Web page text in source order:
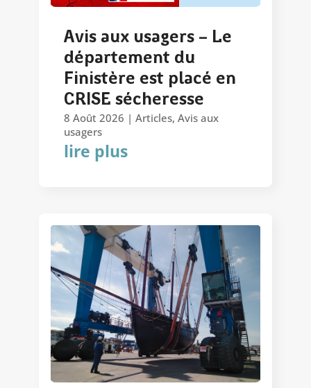
Avis aux usagers – Le
département du
Finistère est placé en
CRISE sécheresse
8 Août 2026 | Articles, Avis aux
usagers
lire plus